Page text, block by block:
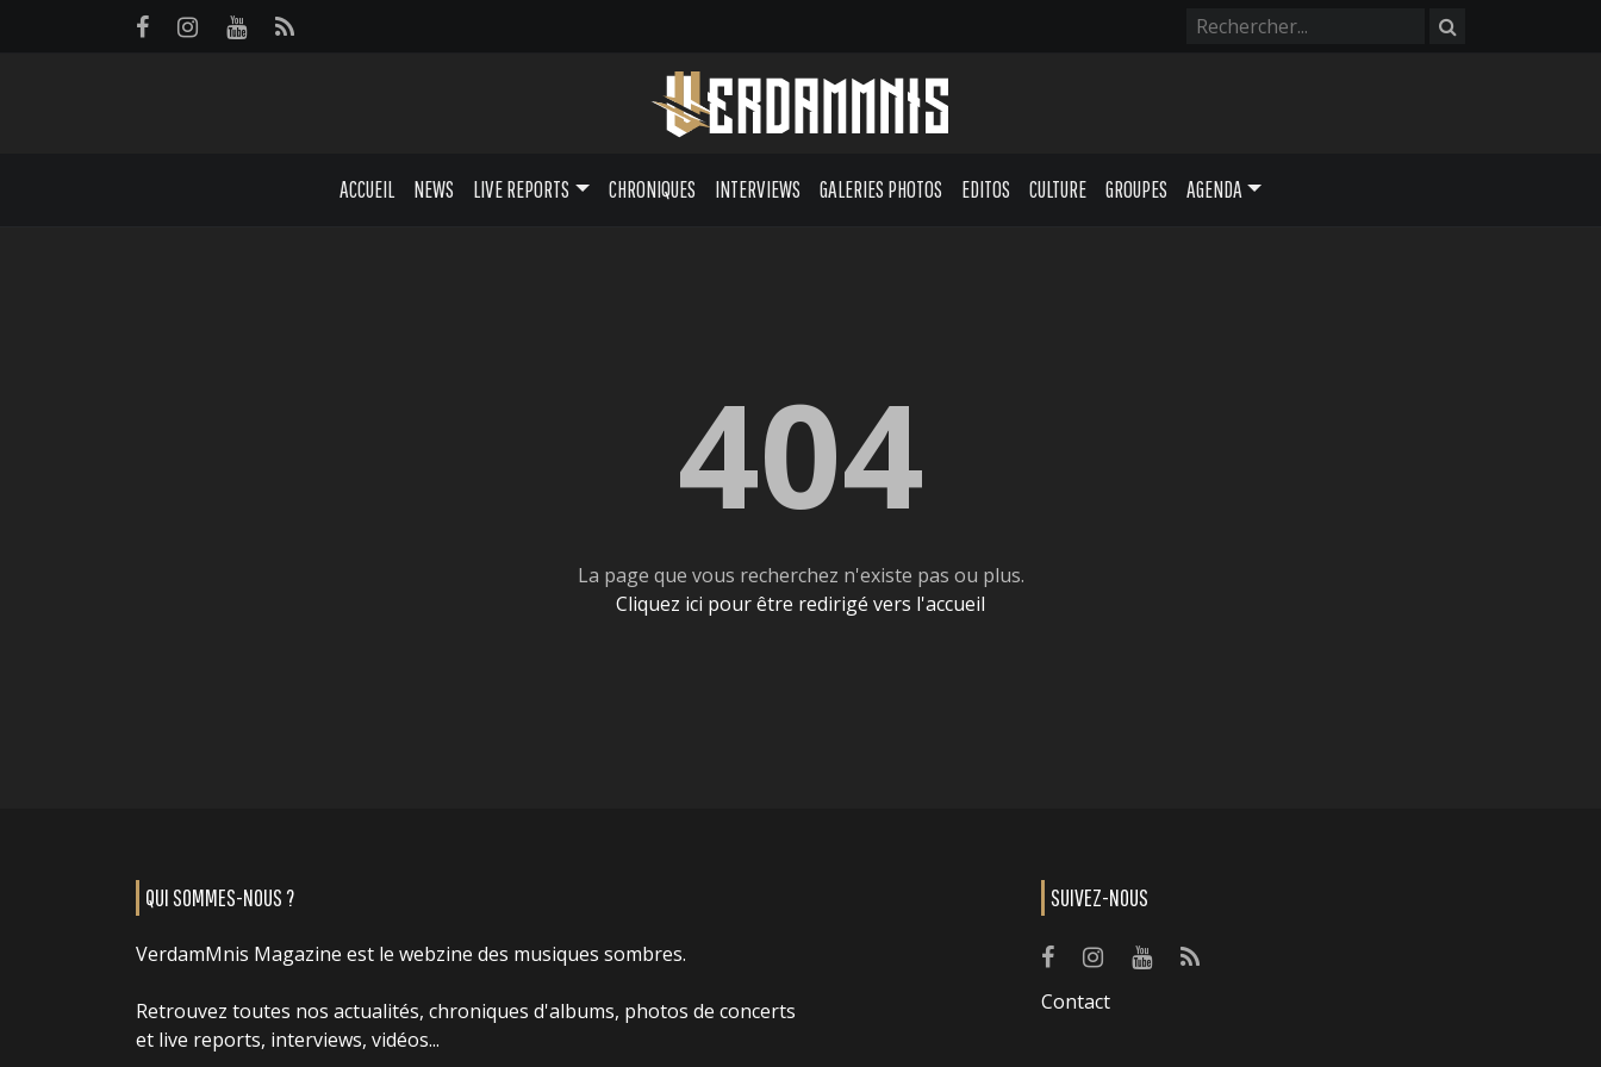
ACCUEIL NEWS LIVE REPORTS CHRONIQUES INTERVIEWS GALERIES PHOTOS EDITOS CULTURE GROUPES AGENDA
404
La page que vous recherchez n'existe pas ou plus.
Cliquez ici pour être redirigé vers l'accueil
QUI SOMMES-NOUS ?
VerdamMnis Magazine est le webzine des musiques sombres.
Retrouvez toutes nos actualités, chroniques d'albums, photos de concerts
et live reports, interviews, vidéos...
SUIVEZ-NOUS
Contact
Panneau de gestion des cookies